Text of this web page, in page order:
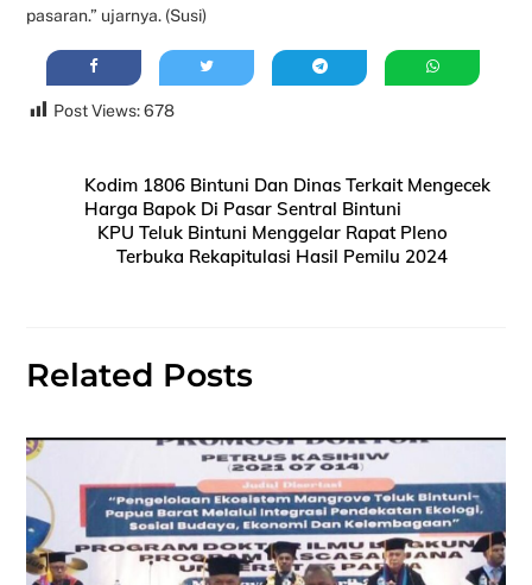
pasaran.” ujarnya. (Susi)
Post Views: 678
Kodim 1806 Bintuni Dan Dinas Terkait Mengecek
Harga Bapok Di Pasar Sentral Bintuni
KPU Teluk Bintuni Menggelar Rapat Pleno
Terbuka Rekapitulasi Hasil Pemilu 2024
Related Posts